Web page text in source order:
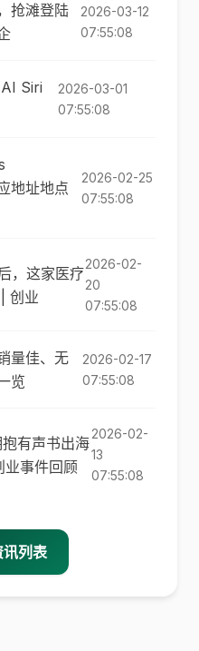
抢滩登陆
2026-03-12
07:55:08
Siri
2026-03-01
07:55:08
地址地点
2026-02-25
07:55:08
，这家医疗
创业
2026-02-
20
07:55:08
量佳、无
览
2026-02-17
07:55:08
有声书出海
业事件回顾
2026-02-
13
07:55:08
列表